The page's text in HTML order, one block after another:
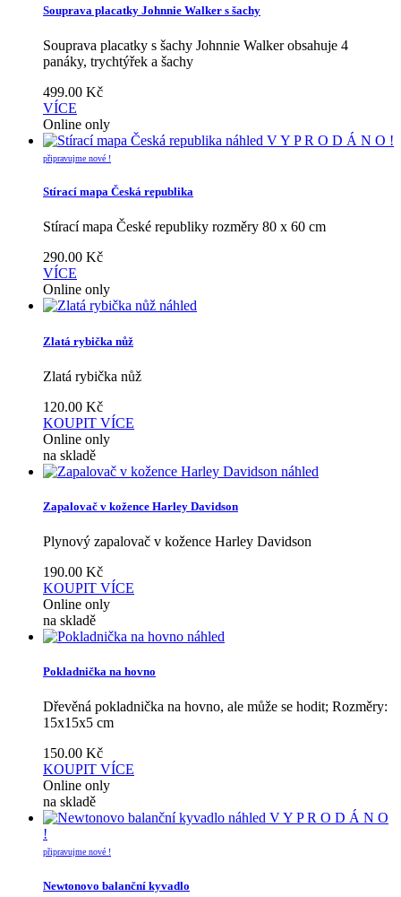
Souprava placatky Johnnie Walker s šachy
Souprava placatky s šachy Johnnie Walker obsahuje 4
panáky, trychtýřek a šachy
499.00 Kč
VÍCE
Online only
náhled V Y P R O D Á N O !
připravujme nové !
Stírací mapa Česká republika
Stírací mapa České republiky rozměry 80 x 60 cm
290.00 Kč
VÍCE
Online only
náhled
Zlatá rybička nůž
Zlatá rybička nůž
120.00 Kč
KOUPIT VÍCE
Online only
na skladě
náhled
Zapalovač v kožence Harley Davidson
Plynový zapalovač v kožence Harley Davidson
190.00 Kč
KOUPIT VÍCE
Online only
na skladě
náhled
Pokladnička na hovno
Dřevěná pokladnička na hovno, ale může se hodit; Rozměry:
15x15x5 cm
150.00 Kč
KOUPIT VÍCE
Online only
na skladě
náhled V Y P R O D Á N O
!
připravujme nové !
Newtonovo balanční kyvadlo